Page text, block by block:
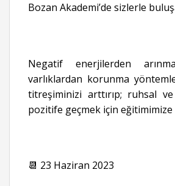
Bozan Akademi’de sizlerle
Negatif enerjilerden
varlıklardan korunma
titreşiminizi arttırıp; ruhsal
pozitife geçmek için eğitimimize
📆 23 Haziran 2023